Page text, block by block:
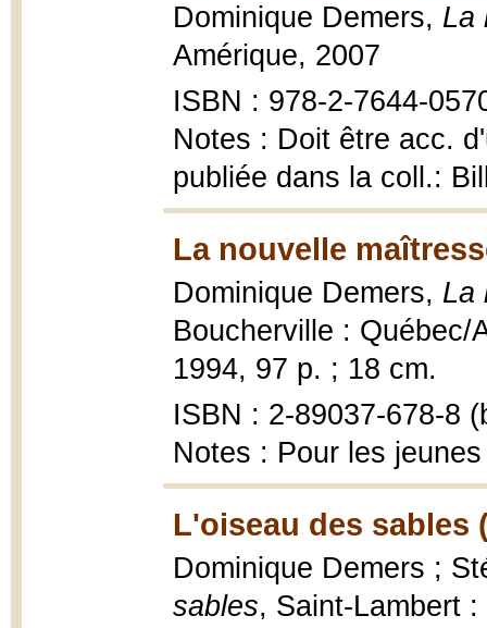
Dominique Demers, La
Amérique, 2007
ISBN : 978-2-7644-
Notes : Doit être acc.
publiée dans la coll.:
La nouvelle
Dominique Demers, La
Boucherville : Québec/
1994, 97 p. ; 18 cm.
ISBN : 2-89037-678-8
Notes : Pour les
L'oiseau des sables
Dominique Demers ;
sables, Saint-Lambert